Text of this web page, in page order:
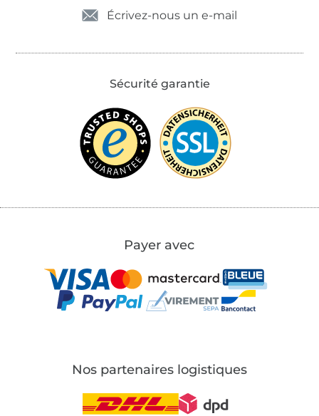
Écrivez-nous un e-mail
Sécurité garantie
Payer avec
Nos partenaires logistiques